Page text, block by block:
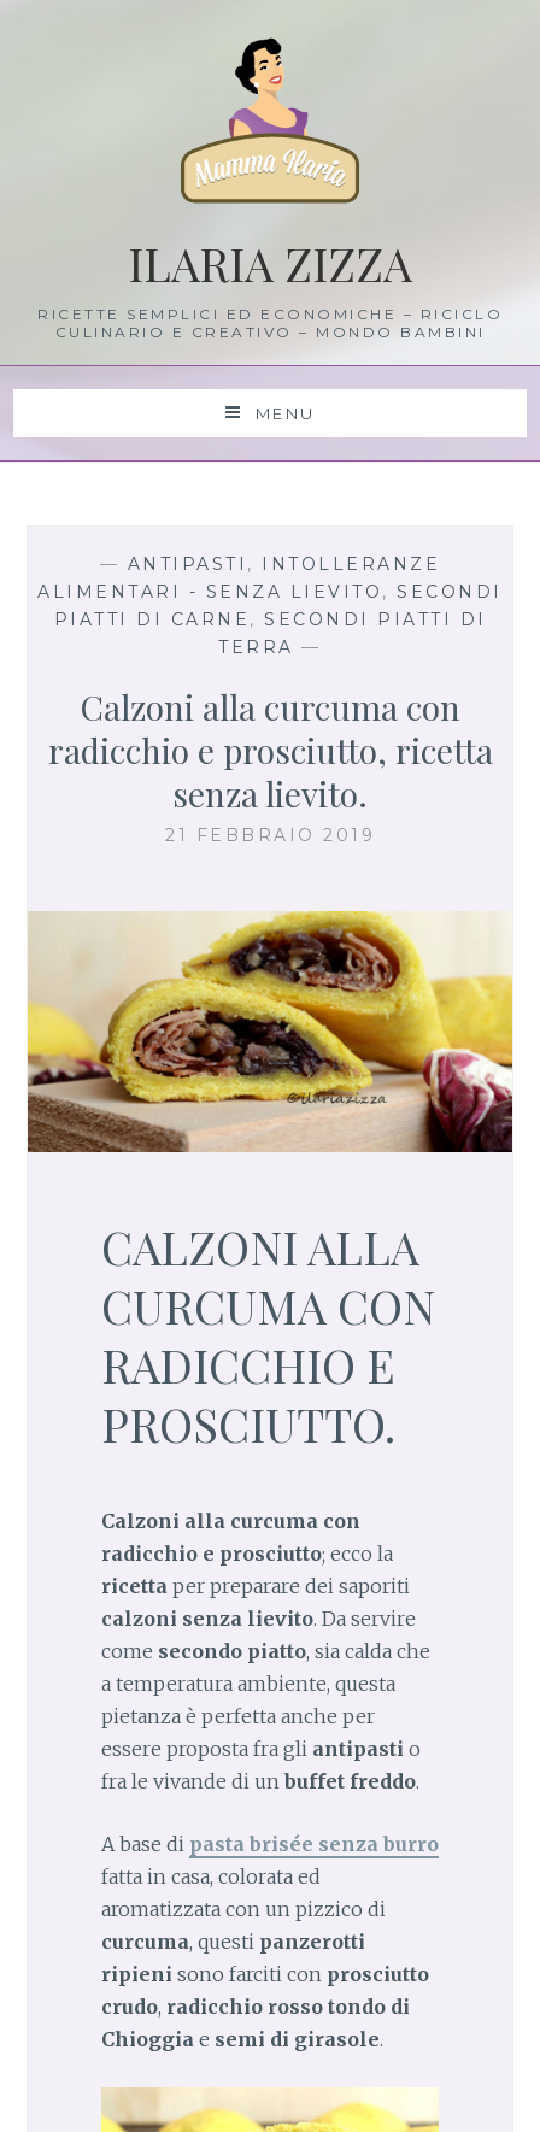
ILARIA ZIZZA
RICETTE SEMPLICI ED ECONOMICHE – RICICLO
CULINARIO E CREATIVO – MONDO BAMBINI
MENU
— ANTIPASTI , INTOLLERANZE
ALIMENTARI - SENZA LIEVITO ,SECONDI
PIATTI DI CARNE , SECONDI PIATTI DI
TERRA —
Calzoni alla curcuma con
radicchio e prosciutto, ricetta
senza lievito.
21 FEBBRAIO 2019
CALZONI ALLA
CURCUMA CON
RADICCHIO E
PROSCIUTTO.
Calzoni alla curcuma con
radicchio e prosciutto; ecco la
ricetta per preparare dei saporiti
calzoni senza lievito. Da servire
come secondo piatto, sia calda che
a temperatura ambiente, questa
pietanza è perfetta anche per
essere proposta fra gli antipasti o
fra le vivande di un buffet freddo.
A base di pasta brisée senza burro
fatta in casa, colorata ed
aromatizzata con un pizzico di
curcuma, questi panzerotti
ripieni sono farciti con prosciutto
crudo, radicchio rosso tondo di
Chioggiae semi di girasole.